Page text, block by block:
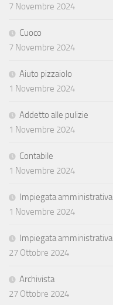
7 Novembre 2024
Cuoco
7 Novembre 2024
Aiuto pizzaiolo
1 Novembre 2024
Addetto alle pulizie
1 Novembre 2024
Contabile
1 Novembre 2024
Impiegata amministrativa
1 Novembre 2024
Impiegata amministrativa
27 Ottobre 2024
Archivista
27 Ottobre 2024